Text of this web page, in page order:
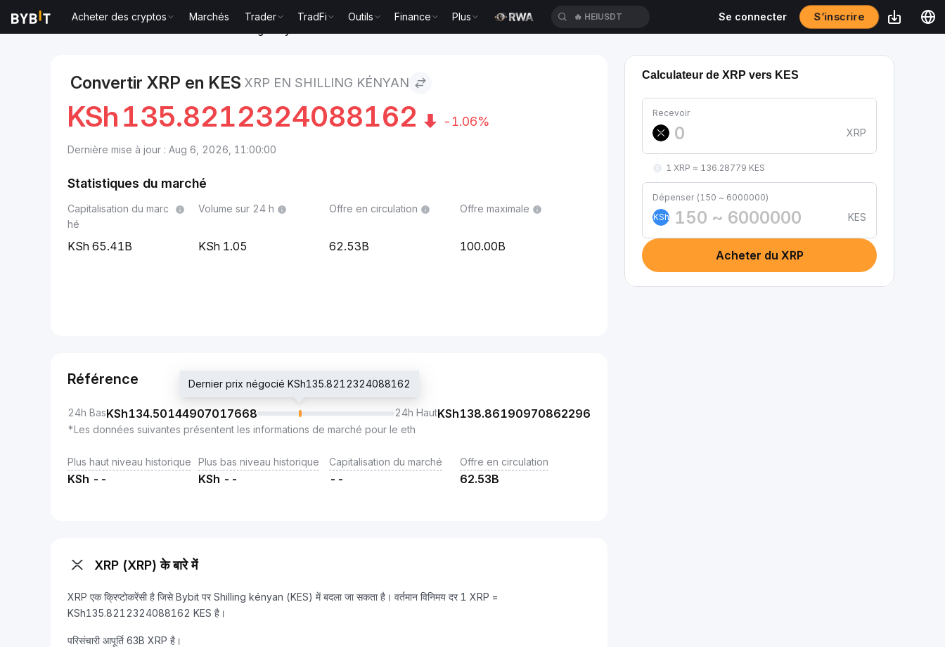
Acheter des cryptos Marchés Trader TradFi Outils Finance Plus 🔥 HEIUSDT Se connecter S’inscrire
Convertir XRP en KES XRP EN SHILLING KÉNYAN
KSh135.8212324088162 -1.06%
Dernière mise à jour : Aug 6, 2026, 11:00:00
Statistiques du marché
Capitalisation du marc
hé
65.41B
Volume sur 24 h
1.05
Offre en circulation
62.53B
Offre maximale
100.00B
Référence
24h BasKSh134.50144907017668
Dernier prix négocié KSh135.8212324088162
24h HautKSh138.86190970862296
*Les données suivantes présentent les informations de marché pour le eth
Plus haut niveau historique
KSh --
Plus bas niveau historique
KSh --
Capitalisation du marché
--
Offre en circulation
62.53B
XRP (XRP) के बारे में
XRP एक क्रिप्टोकरेंसी है जिसे Bybit पर Shilling kényan (KES) में बदला जा सकता है। वर्तमान विनिमय दर 1 XRP =
KSh135.8212324088162 KES है।
परिसंचारी आपूर्ति 63B XRP है।
Calculateur de XRP vers KES
Recevoir
XRP
1 XRP ≈ 136.28779 KES
Dépenser (150 ~ 6000000)
KSh
KES
Acheter du XRP